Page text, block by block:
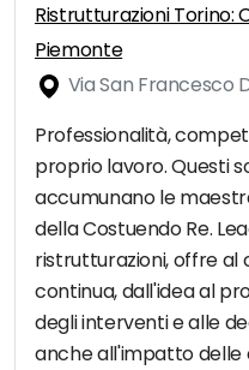
Ristrutturazioni Torino:
Piemonte
Via San Francesco
Professionalità,
proprio lavoro. Questi
accumunano le
della Costuendo Re.
ristrutturazioni, offre al
continua, dall'idea al
degli interventi e alle
anche all'impatto delle